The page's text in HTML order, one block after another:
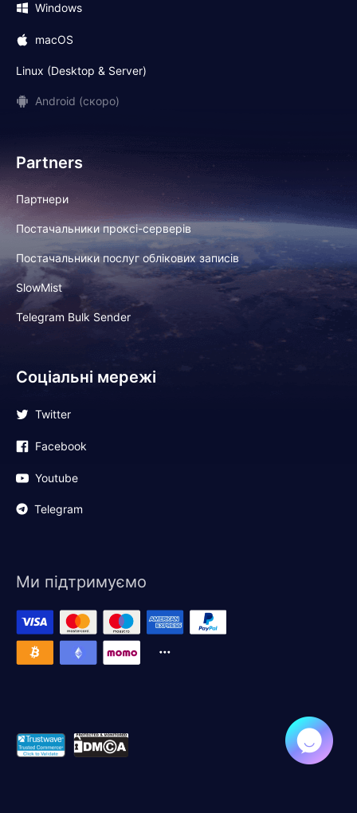
Windows
macOS
Linux (Desktop & Server)
Android (скоро)
Partners
Партнери
Постачальники проксі-серверів
Постачальники послуг облікових записів
SlowMist
Telegram Bulk Sender
Соціальні мережі
Twitter
Facebook
Youtube
Telegram
Ми підтримуємо